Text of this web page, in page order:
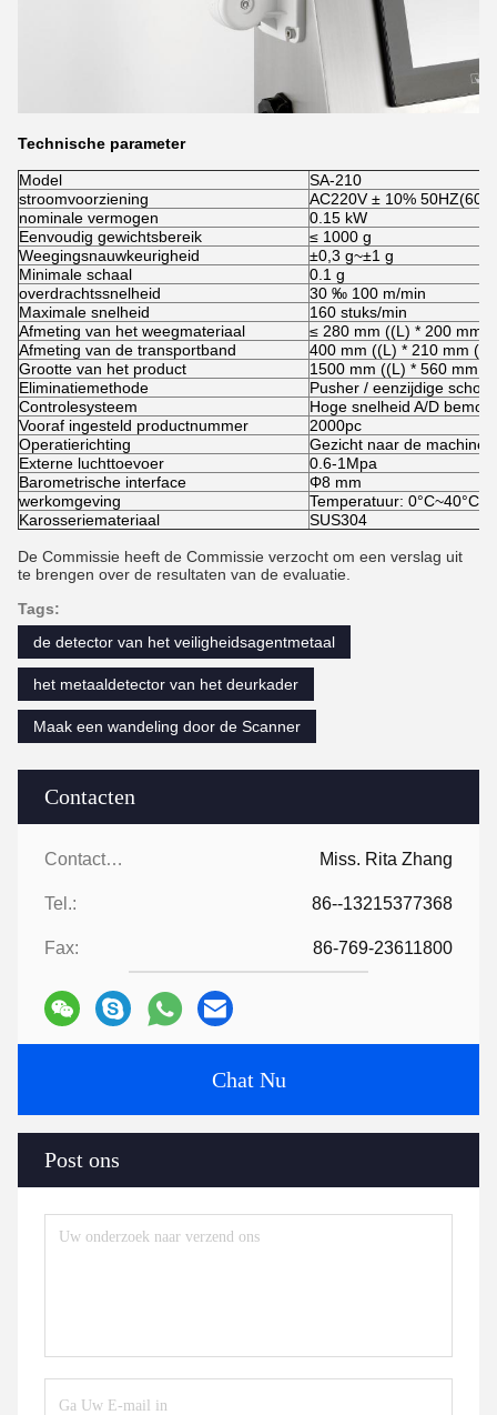
Contacten
Contacten: Miss. Rita Zhang
Tel.: 86--13215377368
Fax: 86-769-23611800
Chat Nu
Post ons
Technische parameter
Model
SA-210
stroomvoorziening
AC220V ± 10%
nominale vermogen
0.15 kW
Eenvoudig gewichtsbereik
≤ 1000 g
Weegingsnauwkeurigheid
±0,3 g~±1 g
Minimale schaal
0.1 g
overdrachtssnelheid
30 ‰ 100 m/min
Maximale snelheid
160 stuks/min
Afmeting van het weegmateriaal
≤ 280 mm ((L) * 200 mm
Afmeting van de transportband
400 mm ((L) * 210 mm
Grootte van het product
1500 mm ((L) * 560 mm
Eliminatiemethode
Pusher / eenzijdige
Controlesysteem
Hoge snelheid A/D
Vooraf ingesteld productnummer
2000pc
Operatierichting
Gezicht naar de machine,
Externe luchttoevoer
0.6-1Mpa
Barometrische interface
Φ8 mm
werkomgeving
Temperatuur: 0°C~40°C,
Karosseriemateriaal
SUS304
De Commissie heeft de Commissie verzocht om een verslag uit
te brengen over de resultaten van de evaluatie.
Tags:
de detector van het veiligheidsagentmetaal
het metaaldetector van het deurkader
Maak een wandeling door de Scanner